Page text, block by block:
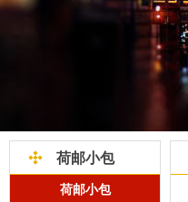
荷邮小包
荷邮小包